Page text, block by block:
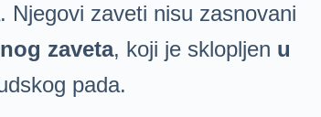
zaveti nisu zasnovani
zaveta, koji je sklopljen u
pada.